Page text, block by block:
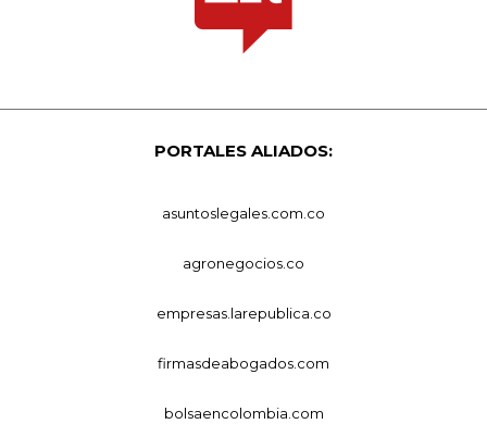
PORTALES ALIADOS:
asuntoslegales.com.co
agronegocios.co
empresas.larepublica.co
firmasdeabogados.com
bolsaencolombia.com